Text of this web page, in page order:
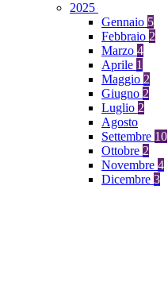
2025
Gennaio 5
Febbraio 2
Marzo 4
Aprile 1
Maggio 2
Giugno 2
Luglio 2
Agosto
Settembre 10
Ottobre 2
Novembre 4
Dicembre 3